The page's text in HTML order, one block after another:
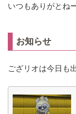
いつもありがとね
お知らせ
ござリオは今日も